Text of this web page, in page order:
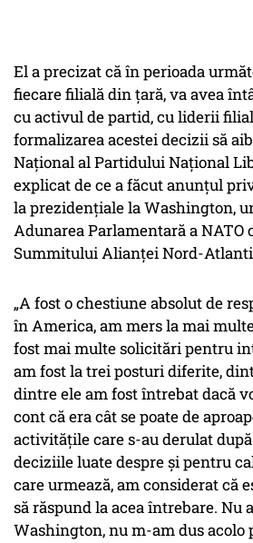
El a precizat că în perioada
fiecare filială din ţară, va avea
cu activul de partid, cu liderii
formalizarea acestei decizii să
Naţional al Partidului Naţional
explicat de ce a făcut anunţul
la prezidenţiale la Washington,
Adunarea Parlamentară a NATO
Summitului Alianţei Nord-
„A fost o chestiune absolut de
în America, am mers la mai
fost mai multe solicitări pentru
am fost la trei posturi diferite,
dintre ele am fost întrebat dacă
cont că era cât se poate de
activităţile care s-au derulat
deciziile luate despre şi pentru
care urmează, am considerat că
să răspund la acea întrebare. Nu
Washington, nu m-am dus acolo